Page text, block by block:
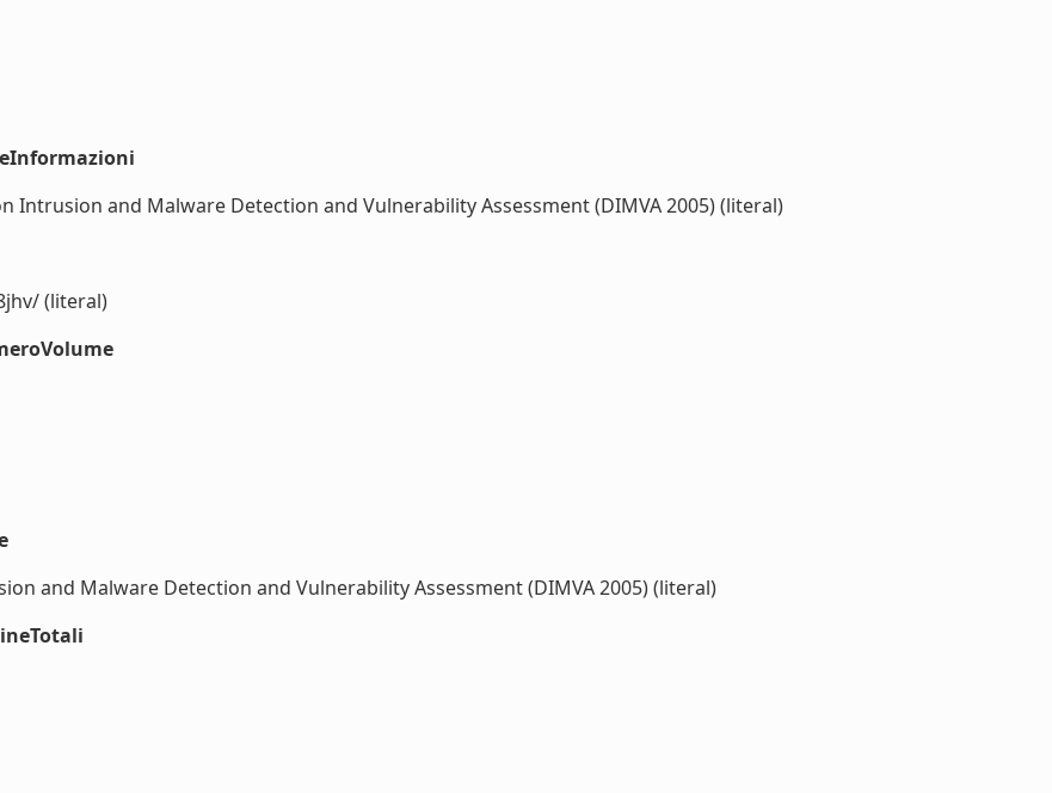
Intrusion and Malware Detection and Vulnerability Assessment (DIMVA 2005) (literal)
(literal)
and Malware Detection and Vulnerability Assessment (DIMVA 2005) (literal)